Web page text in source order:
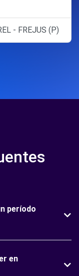
- FREJUS (P)
período
en